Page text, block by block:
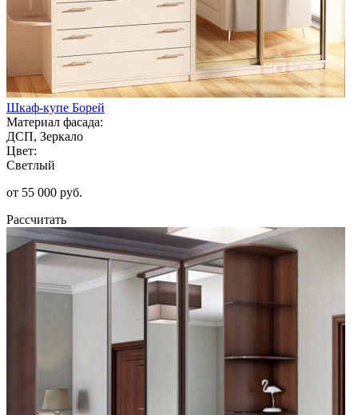
Шкаф-купе Борей
Материал фасада:
ДСП, Зеркало
Цвет:
Светлый
от 55 000 руб.
Рассчитать